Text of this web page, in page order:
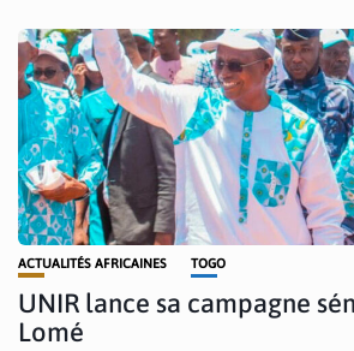
ACTUALITÉS AFRICAINES TOGO
UNIR lance sa campagne
Lomé